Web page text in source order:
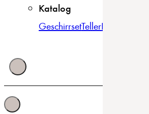
Katalog
GeschirrsetTellerBowls &